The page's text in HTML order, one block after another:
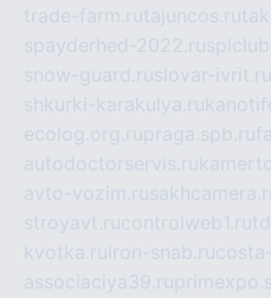
trade-farm.rutajuncos.ru
spayderhed-2022.ru
snow-guard.ruslovar-ivrit.ru
shkurki-karakulya.ru
ecolog.org.rupraga.spb.ru
autodoctorservis.ru
avto-vozim.ru
stroyavt.rucontrolweb1.ru
kvotka.ru iron-snab.ru
associaciya39.ru